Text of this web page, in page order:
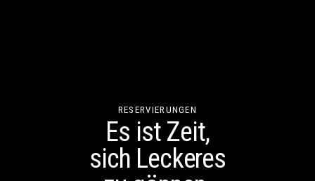
RESERVIERUNGEN
Es ist Zeit,
sich Leckeres